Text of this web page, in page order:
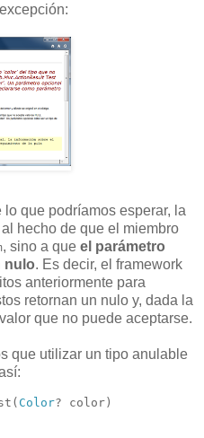
que podríamos esperar, la
hecho de que el miembro
, sino a que el parámetro
nulo. Es decir, el framework
anteriormente para
retornan un nulo y, dada la
que no puede aceptarse.
que utilizar un tipo anulable
Color? color)